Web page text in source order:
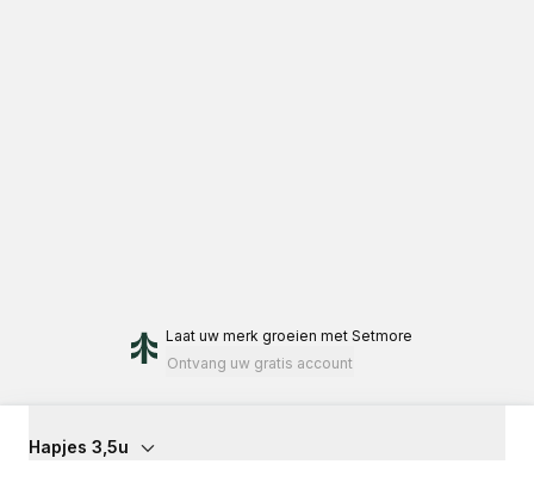
Laat uw merk groeien met Setmore
Ontvang uw gratis account
Hapjes 3,5u